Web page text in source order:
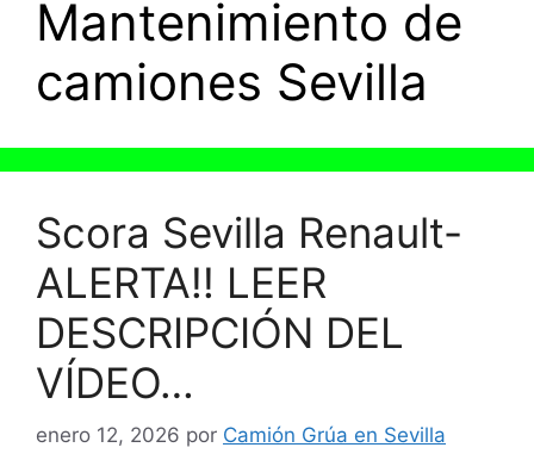
Mantenimiento de
camiones Sevilla
Scora Sevilla Renault-
ALERTA!! LEER
DESCRIPCIÓN DEL
VÍDEO…
enero 12, 2026 por Camión Grúa en Sevilla